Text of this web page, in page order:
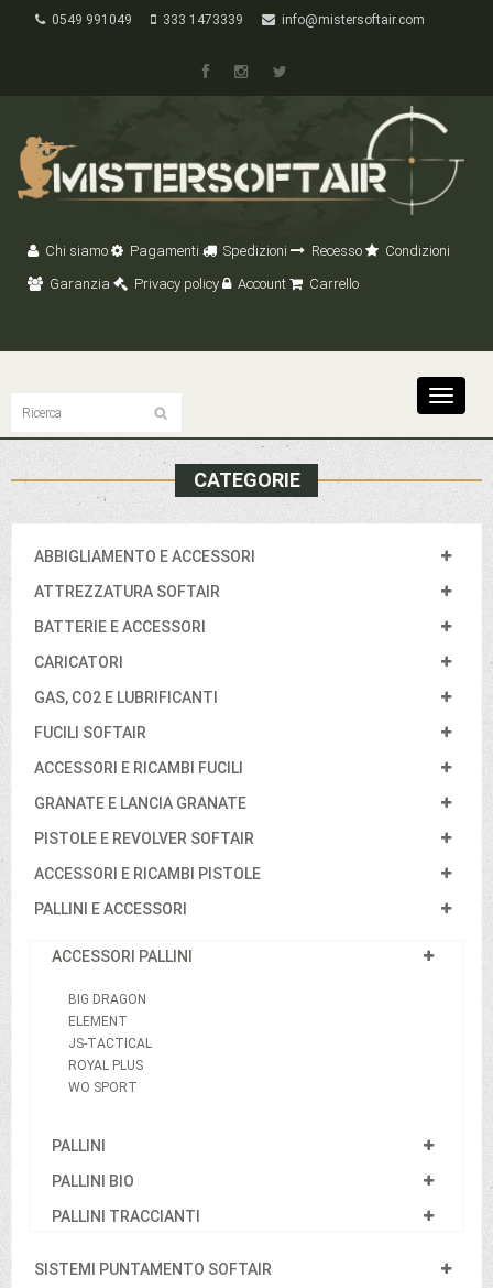
0549 991049 333 1473339 info@mistersoftair.com
Chi siamo Pagamenti Spedizioni Recesso
Condizioni
Garanzia
Privacy policy Account Carrello
Toggle
CATEGORIE
ABBIGLIAMENTO E ACCESSORI
ATTREZZATURA SOFTAIR
BATTERIE E ACCESSORI
CARICATORI
GAS, CO2 E LUBRIFICANTI
FUCILI SOFTAIR
ACCESSORI E RICAMBI FUCILI
GRANATE E LANCIA GRANATE
PISTOLE E REVOLVER SOFTAIR
ACCESSORI E RICAMBI PISTOLE
PALLINI E ACCESSORI
ACCESSORI PALLINI
BIG DRAGON
ELEMENT
JS-TACTICAL
ROYAL PLUS
WO SPORT
PALLINI
PALLINI BIO
PALLINI TRACCIANTI
SISTEMI PUNTAMENTO SOFTAIR